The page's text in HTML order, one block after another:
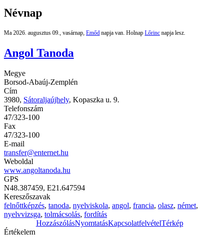
Névnap
Ma 2026. augusztus 09., vasárnap, Emőd napja van. Holnap Lőrinc napja lesz.
Angol Tanoda
Megye
Borsod-Abaúj-Zemplén
Cím
3980, Sátoraljaújhely, Kopaszka u. 9.
Telefonszám
47/323-100
Fax
47/323-100
E-mail
transfer@enternet.hu
Weboldal
www.angoltanoda.hu
GPS
N48.387459, E21.647594
Kereszőszavak
felnőttképzés, tanoda, nyelviskola, angol, francia, olasz, német,
nyelvvizsga, tolmácsolás, fordítás
HozzászólásNyomtatásKapcsolatfelvételTérkép
Értékelem